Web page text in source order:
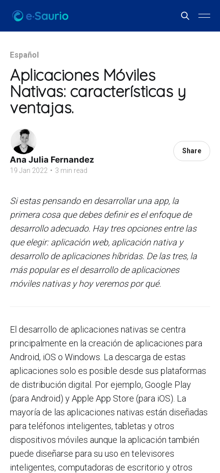
Español
Aplicaciones Móviles
Nativas: características y
ventajas.
Ana Julia Fernandez
19 Jan 2022 • 3 min read
Share
Si estas pensando en desarrollar una app, la
primera cosa que debes definir es el enfoque de
desarrollo adecuado. Hay tres opciones entre las
que elegir: aplicación web, aplicación nativa y
desarrollo de aplicaciones híbridas. De las tres, la
más popular es el desarrollo de aplicaciones
móviles nativas y hoy veremos por qué.
El desarrollo de aplicaciones nativas se centra
principalmente en la creación de aplicaciones para
Android, iOS o Windows. La descarga de estas
aplicaciones solo es posible desde sus plataformas
de distribución digital. Por ejemplo, Google Play
(para Android) y Apple App Store (para iOS). La
mayoría de las aplicaciones nativas están diseñadas
para teléfonos inteligentes, tabletas y otros
dispositivos móviles aunque la aplicación también
puede diseñarse para su uso en televisores
inteligentes, computadoras de escritorio y otros